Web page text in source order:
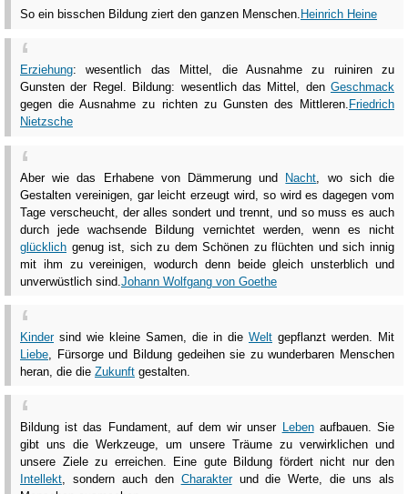
So ein bisschen Bildung ziert den ganzen Menschen. Heinrich Heine
Erziehung: wesentlich das Mittel, die Ausnahme zu ruiniren zu
Gunsten der Regel. Bildung: wesentlich das Mittel, den Geschmack
gegen die Ausnahme zu richten zu Gunsten des Mittleren. Friedrich
Nietzsche
Aber wie das Erhabene von Dämmerung und Nacht , wo sich die
Gestalten vereinigen, gar leicht erzeugt wird, so wird es dagegen vom
Tage verscheucht, der alles sondert und trennt, und so muss es auch
durch jede wachsende Bildung vernichtet werden, wenn es nicht
glücklich genug ist, sich zu dem Schönen zu flüchten und sich innig
mit ihm zu vereinigen, wodurch denn beide gleich unsterblich und
unverwüstlich sind. Johann Wolfgang von Goethe
Kindersind wie kleine Samen, die in die Welt gepflanzt werden. Mit
Liebe , Fürsorge und Bildung gedeihen sie zu wunderbaren Menschen
heran, die die Zukunft gestalten.
Bildung ist das Fundament, auf dem wir unser Lebenaufbauen. Sie
gibt uns die Werkzeuge, um unsere Träume zu verwirklichen und
unsere Ziele zu erreichen. Eine gute Bildung fördert nicht nur den
Intellekt, sondern auch den Charakterund die Werte, die uns als